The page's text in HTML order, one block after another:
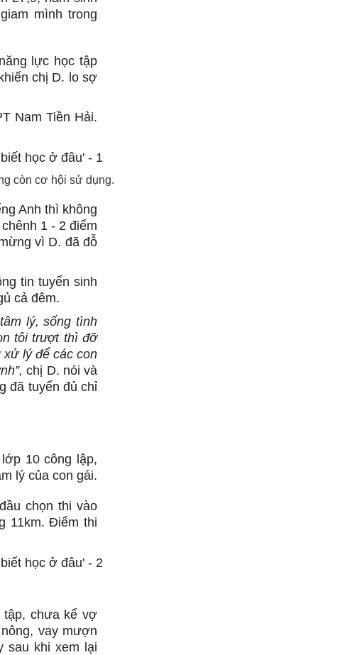
mình trong
lực học tập
chị D. lo sợ
Nam Tiền Hải.
còn cơ hội sử dụng.
Anh thì không
1 - 2 điểm
vì D. đã đỗ
tin tuyển sinh
cả đêm.
tâm lý, sống tình
tôi trượt thì đỡ
lý để các con
chị D. nói và
đã tuyển đủ chỉ
10 công lập,
lý của con gái.
chọn thi vào
11km. Điểm thi
tập, chưa kể vợ
vay mượn
sau khi xem lại